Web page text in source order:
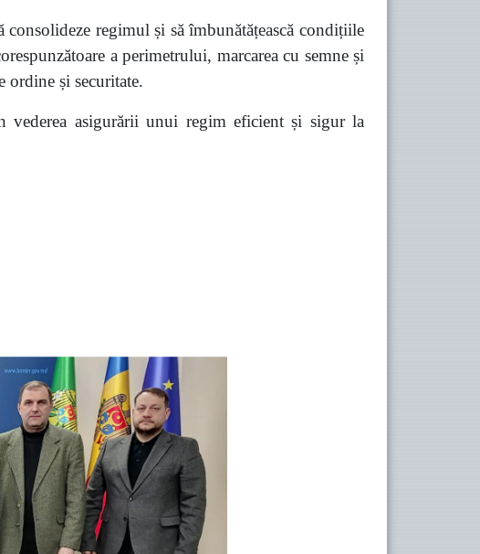
regimul și să îmbunătățească condițiile
a perimetrului, marcarea cu semne și
ordine și securitate.
vederea asigurării unui regim eficient și sigur la